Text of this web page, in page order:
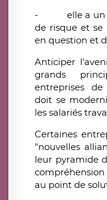
- elle a un
de risque et se
en question et
Anticiper
grands
entreprises
doit se
les salariés
Certaines
"nouvelles
leur pyramide
au point de